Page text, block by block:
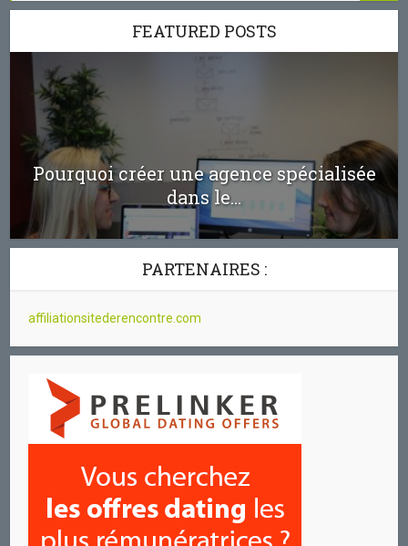
FEATURED POSTS
Pourquoi créer une agence spécialisée
dans le...
PARTENAIRES :
affiliationsitederencontre.com